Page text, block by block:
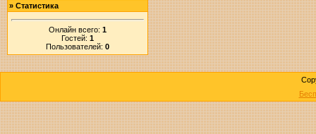
» Статистика
Онлайн всего: 1
Гостей: 1
Пользователей: 0